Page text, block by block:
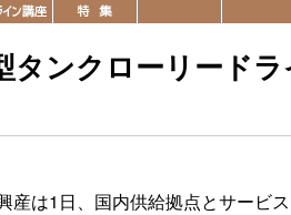
タンクローリード
産は1日、国内供給拠点とサービ